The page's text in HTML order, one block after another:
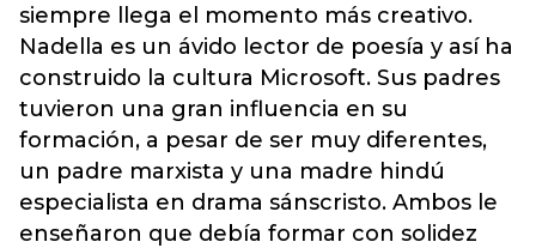
siempre llega el momento más creativo.
Nadella es un ávido lector de poesía y así ha
construido la cultura Microsoft. Sus padres
tuvieron una gran influencia en su
formación, a pesar de ser muy diferentes,
un padre marxista y una madre hindú
especialista en drama sánscristo. Ambos le
enseñaron que debía formar con solidez